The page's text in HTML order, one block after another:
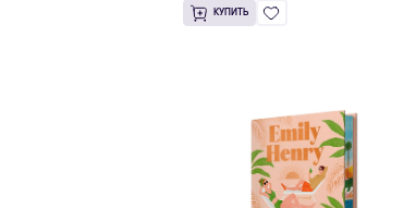
КУПИТЬ